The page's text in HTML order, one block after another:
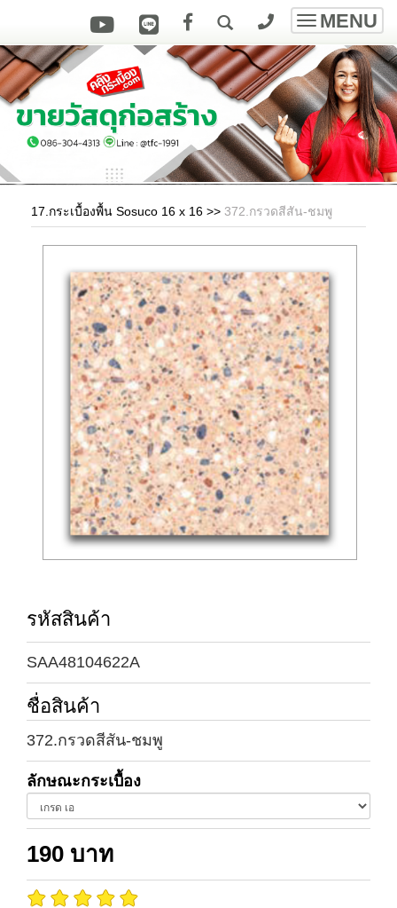
Toggle
MENU
17.กระเบื้องพื้น Sosuco 16 x 16>> 372.กรวดสีสัน-ชมพู
รหัสสินค้า
SAA48104622A
ชื่อสินค้า
372.กรวดสีสัน-ชมพู
ลักษณะกระเบื้อง
190 บาท